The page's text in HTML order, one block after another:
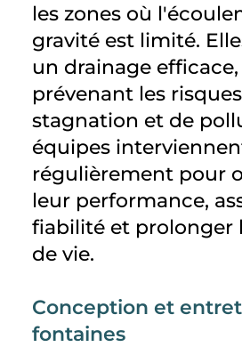
les zones où
gravité est limité.
un drainage efficace,
prévenant les
stagnation et de
équipes
régulièrement pour
leur performance,
fiabilité et prolonger
de vie.
Conception et
fontaines